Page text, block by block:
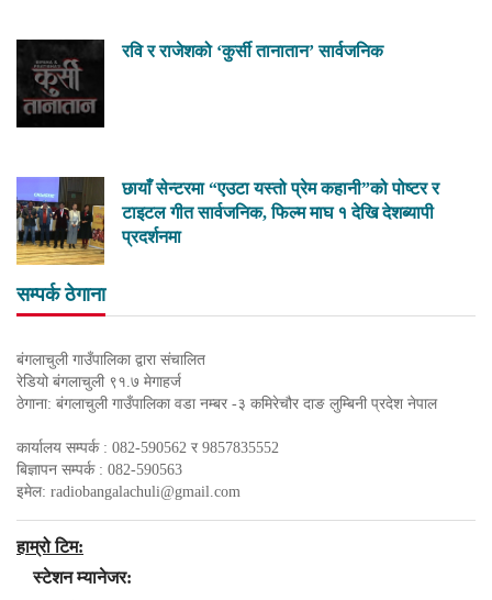
रवि र राजेशको ‘कुर्सी तानातान’ सार्वजनिक
छायाँ सेन्टरमा “एउटा यस्तो प्रेम कहानी”को पोष्टर र
टाइटल गीत सार्वजनिक, फिल्म माघ १ देखि देशब्यापी
प्रदर्शनमा
सम्पर्क ठेगाना
बंगलाचुली गाउँपालिका द्वारा संचालित
रेडियो बंगलाचुली ९१.७ मेगाहर्ज
ठेगाना: बंगलाचुली गाउँपालिका वडा नम्बर -३ कमिरेचौर दाङ लुम्बिनी प्रदेश नेपाल
कार्यालय सम्पर्क : 082-590562 र 9857835552
बिज्ञापन सम्पर्क : 082-590563
इमेल: radiobangalachuli@gmail.com
हाम्रो टिम:
स्टेशन म्यानेजर: